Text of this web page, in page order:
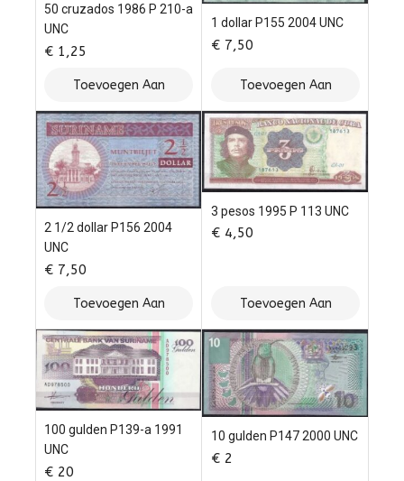
50 cruzados 1986 P 210-a
UNC
€ 1,25
Toevoegen Aan
Winkelwagen
1 dollar P155 2004 UNC
€ 7,50
Toevoegen Aan
Winkelwagen
2 1/2 dollar P156 2004
UNC
€ 7,50
Toevoegen Aan
Winkelwagen
3 pesos 1995 P 113 UNC
€ 4,50
Toevoegen Aan
Winkelwagen
100 gulden P139-a 1991
UNC
€ 20
10 gulden P147 2000 UNC
€ 2